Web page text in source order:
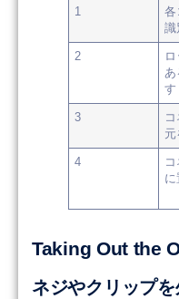
1
各
識
2
あ
す
3
元
4
に
Taking Out the
ネジやクリップ